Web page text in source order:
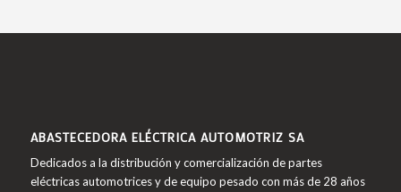
ABASTECEDORA ELÉCTRICA AUTOMOTRIZ SA
Dedicados a la distribución y comercialización de partes
eléctricas automotrices y de equipo pesado con más de 28 años